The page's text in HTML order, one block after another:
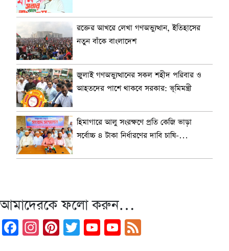
রক্তের আখরে লেখা গণঅভ্যুত্থান, ইতিহাসের
নতুন বাঁকে বাংলাদেশ
জুলাই গণঅভ্যুত্থানের সকল শহীদ পরিবার ও
আহতদের পাশে থাকবে সরকার: ভূমিমন্ত্রী
হিমাগারে আলু সংরক্ষণে প্রতি কেজি ভাড়া
সর্বোচ্চ ৪ টাকা নির্ধারণের দাবি চাষি-
আমাদেরকে ফলো করুন…
Facebook
Instagram
Pinterest
TwitterYouTube
YouTube